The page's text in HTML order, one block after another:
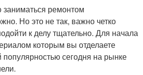
заниматься ремонтом
Но это не так, важно четко
к делу тщательно. Для начала
которым вы отделаете
сегодня на рынке